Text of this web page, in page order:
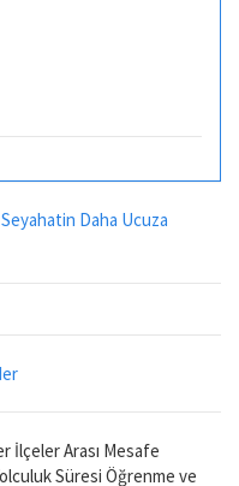
Daha Ucuza
İlçeler Arası Mesafe
Süresi Öğrenme ve